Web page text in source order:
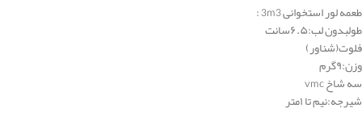
طعمه لور استخوانی 3m3 :
طولبدون لب:۶.۵سانت
فلوت(شناور)
وزن:۹گرم
سه شاخ vmc
شیرجه:نیم تا ۱متر